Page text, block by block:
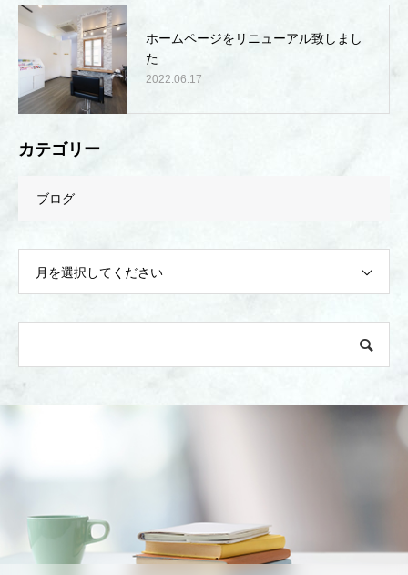
ホームページをリニューアル致しまし
た
2022.06.17
カテゴリー
ブログ
月を選択してください